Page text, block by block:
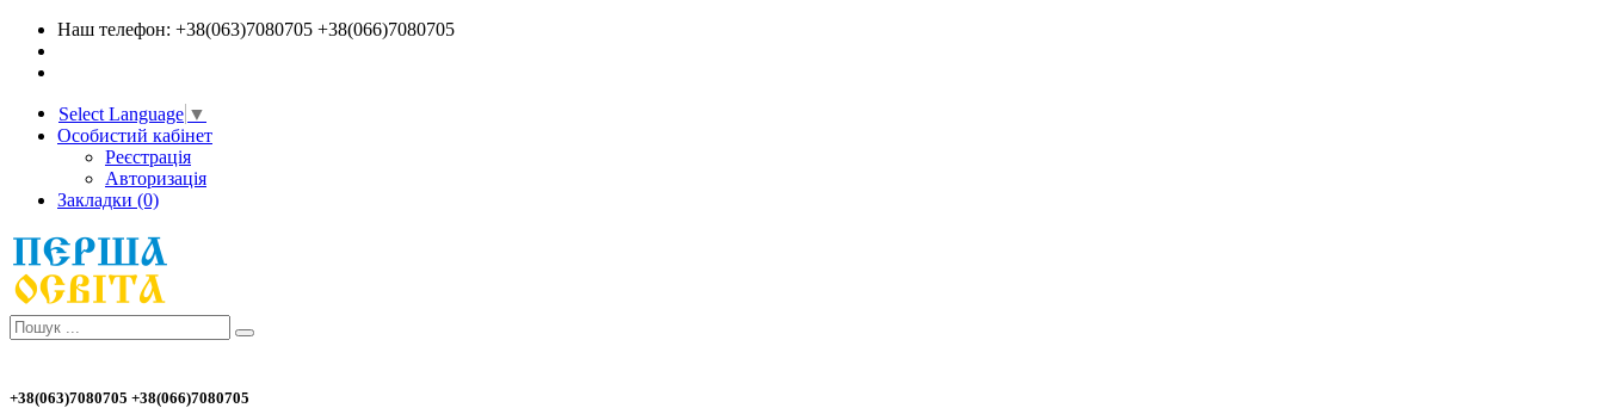
Наш телефон: +38(063)7080705 +38(066)7080705
Select Language ▼
Особистий кабінет
Реєстрація
Авторизація
Закладки (0)
+38(063)7080705 +38(066)7080705